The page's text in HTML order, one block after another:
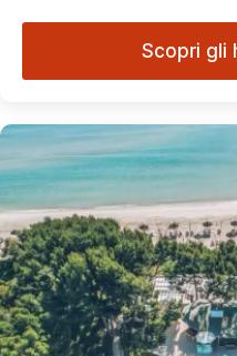
Scopri gli